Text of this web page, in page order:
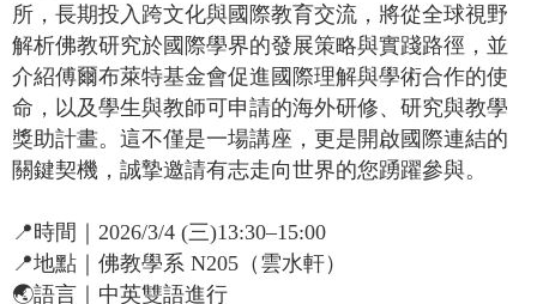
所，長期投入跨文化與國際教育交流，將從全球視野
解析佛教研究於國際學界的發展策略與實踐路徑，並
介紹傅爾布萊特基金會促進國際理解與學術合作的使
命，以及學生與教師可申請的海外研修、研究與教學
獎助計畫。這不僅是一場講座，更是開啟國際連結的
關鍵契機，誠摯邀請有志走向世界的您踴躍參與。
📍時間｜2026/3/4 (三)13:30–15:00
📍地點｜佛教學系 N205（雲水軒）
🌏語言｜中英雙語進行